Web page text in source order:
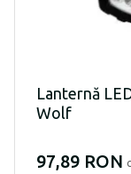
Lanternă
Wolf
97,89 RON